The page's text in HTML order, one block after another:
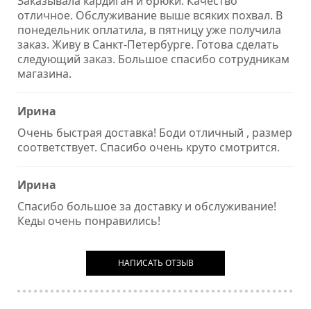
отличное. Обслуживание выше всяких похвал. В
понедельник оплатила, в пятницу уже получила
заказ. Живу в Санкт-Петербурге. Готова сделать
следующий заказ. Большое спасибо сотрудникам
магазина.
Ирина
Очень быстрая доставка! Боди отличный , размер
соответствует. Спасибо очень круто смотрится.
Ирина
Спасибо большое за доставку и обслуживание!
Кеды очень понравились!
НАПИСАТЬ ОТЗЫВ